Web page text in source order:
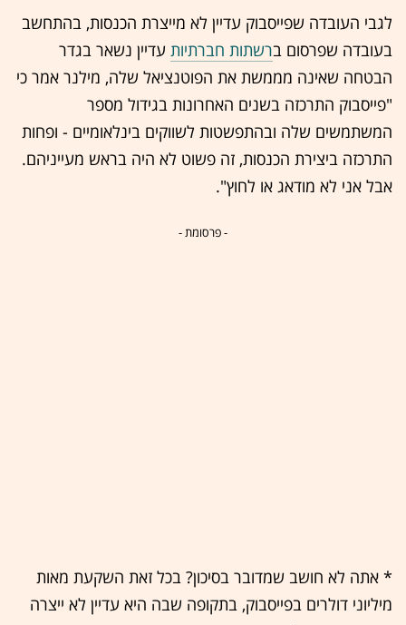
לגבי העובדה שפייסבוק עדיין לא מייצרת הכנסות, בהתחשב
בעובדה שפרסום ברשתות חברתיות עדיין נשאר בגדר
הבטחה שאינה מממשת את הפוטנציאל שלה, מילנר אמר כי
"פייסבוק התרכזה בשנים האחרונות בגידול מספר
המשתמשים שלה ובהתפשטות לשווקים בינלאומיים - ופחות
התרכזה ביצירת הכנסות, זה פשוט לא היה בראש מעייניהם.
אבל אני לא מודאג או לחוץ".
- פרסומת -
* אתה לא חושב שמדובר בסיכון? בכל זאת השקעת מאות
מיליוני דולרים בפייסבוק, בתקופה שבה היא עדיין לא ייצרה